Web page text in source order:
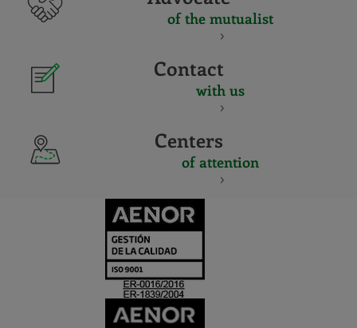
of the mutualist
Contact
with us
Centers
of attention